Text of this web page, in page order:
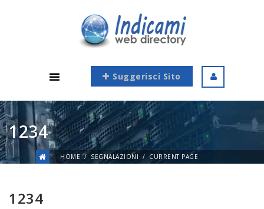
Suggerisci Sito
1234
HOME SEGNALAZIONI CURRENT PAGE
1234